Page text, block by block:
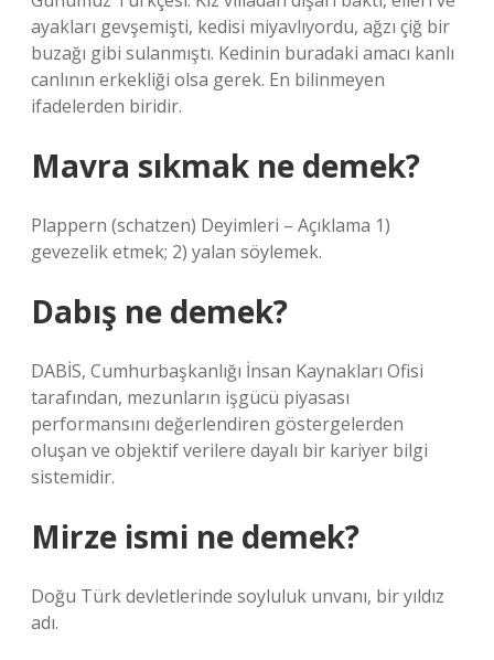
ayakları gevşemişti, kedisi miyavlıyordu, ağzı çiğ bir
buzağı gibi sulanmıştı. Kedinin buradaki amacı kanlı
canlının erkekliği olsa gerek. En bilinmeyen
ifadelerden biridir.
Mavra sıkmak ne demek?
Plappern (schatzen) Deyimleri – Açıklama 1)
gevezelik etmek; 2) yalan söylemek.
Dabış ne demek?
DABİS, Cumhurbaşkanlığı İnsan Kaynakları Ofisi
tarafından, mezunların işgücü piyasası
performansını değerlendiren göstergelerden
oluşan ve objektif verilere dayalı bir kariyer bilgi
sistemidir.
Mirze ismi ne demek?
Doğu Türk devletlerinde soyluluk unvanı, bir yıldız
adı.